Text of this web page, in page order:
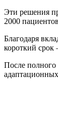
Эти решения
2000
Благодаря
короткий срок
После полного